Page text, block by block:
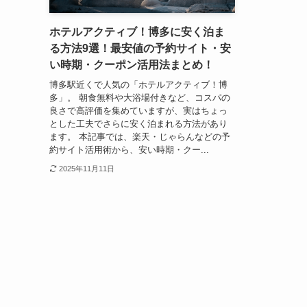
ホテルアクティブ！博多に安く泊ま
る方法9選！最安値の予約サイト・安
い時期・クーポン活用法まとめ！
博多駅近くで人気の「ホテルアクティブ！博
多」。 朝食無料や大浴場付きなど、コスパの
良さで高評価を集めていますが、実はちょっ
とした工夫でさらに安く泊まれる方法があり
ます。 本記事では、楽天・じゃらんなどの予
約サイト活用術から、安い時期・クー...
2025年11月11日